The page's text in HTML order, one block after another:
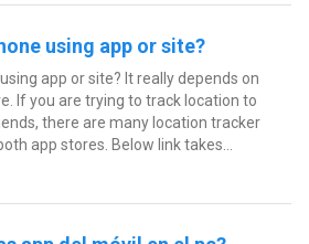
using app or site?
app or site? It really depends on
If you are trying to track location to
there are many location tracker
app stores. Below link takes...